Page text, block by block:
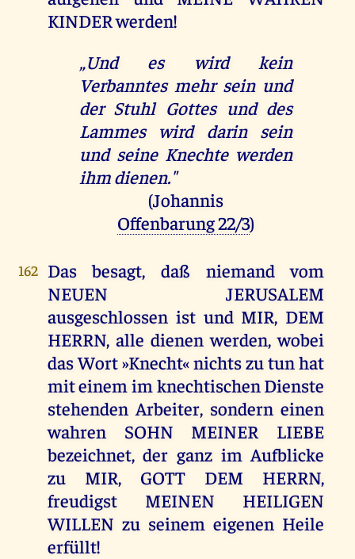
KINDER werden!
„Und es wird kein
Verbanntes mehr sein und
der Stuhl Gottes und des
Lammes wird darin sein
und seine Knechte werden
ihm dienen."
(Johannis
Offenbarung 22/3)
162 Das besagt, daß niemand vom
NEUEN JERUSALEM
ausgeschlossen ist und MIR, DEM
HERRN, alle dienen werden, wobei
das Wort »Knecht« nichts zu tun hat
mit einem im knechtischen Dienste
stehenden Arbeiter, sondern einen
wahren SOHN MEINER LIEBE
bezeichnet, der ganz im Aufblicke
zu MIR, GOTT DEM HERRN,
freudigst MEINEN HEILIGEN
WILLEN zu seinem eigenen Heile
erfüllt!